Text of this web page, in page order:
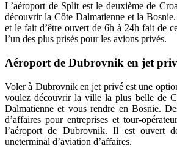
L’aéroport de Split est le deuxième de
découvrir la Côte Dalmatienne et la
et le fait d’être ouvert de 6h à 24h fait de
l’un des plus prisés pour les avions privés.
Aéroport de Dubrovnik en jet
Voler à Dubrovnik en jet privé est une
voulez découvrir la ville la plus belle de
Dalmatienne et vous rendre en Bosnie.
d’affaires pour entreprises et tour-
l’aéroport de Dubrovnik. Il est ouvert
uneterminal d’aviation d’affaires.